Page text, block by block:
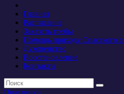
Главная
Расписание
Заказать требы
Помощь приходу Спасского
Духовенство
Восстановление
Контакты
Праздники